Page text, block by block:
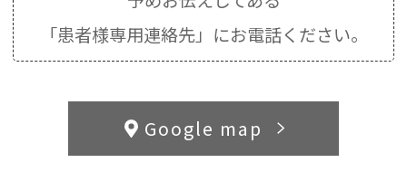
「患者様専用連絡先」にお電話ください。
Google map